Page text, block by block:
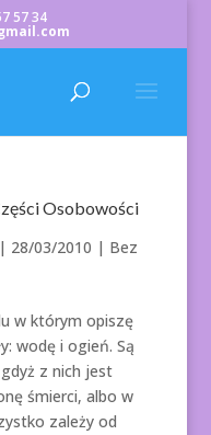
57 34
Osobowości
28/03/2010 | Bez
w którym opiszę
wodę i ogień. Są
z nich jest
śmierci, albo w
zależy od